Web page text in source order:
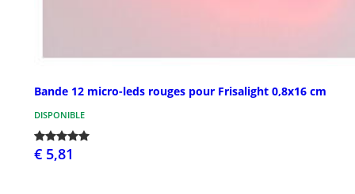
Bande 12 micro-leds rouges pour Frisalight 0,8x16 cm
DISPONIBLE
€ 5,81